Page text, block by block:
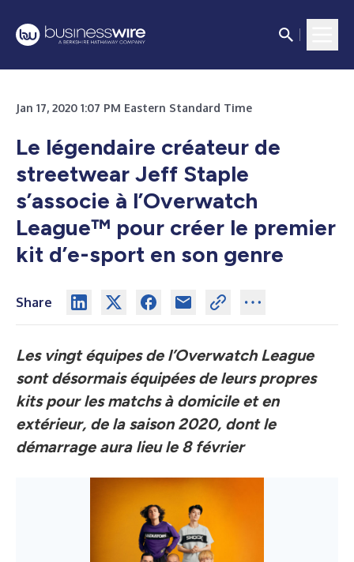
Jan 17, 2020 1:07 PM Eastern Standard Time
Le légendaire créateur de
streetwear Jeff Staple
s’associe à l’Overwatch
League™ pour créer le premier
kit d’e-sport en son genre
Share
Les vingt équipes de l’Overwatch League
sont désormais équipées de leurs propres
kits pour les matchs à domicile et en
extérieur, de la saison 2020, dont le
démarrage aura lieu le 8 février